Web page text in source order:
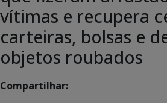
vítimas e recupera
carteiras, bolsas e
objetos roubados
Compartilhar: